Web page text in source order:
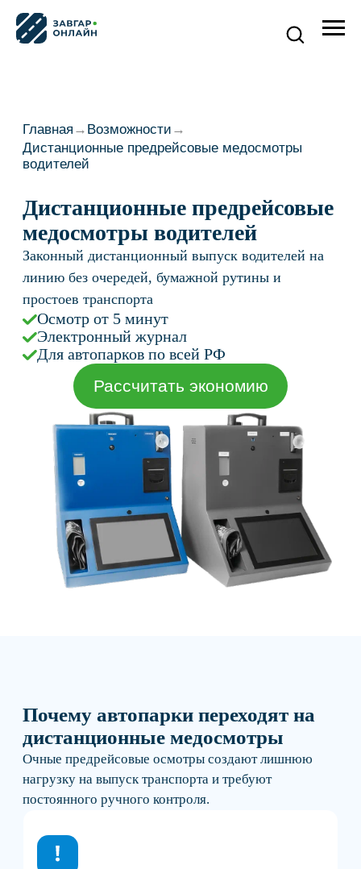
Дистанционные предрейсовые
медосмотры водителей
линию без очередей, бумажной рутины и
простоев транспорта
Осмотр от 5 минут
Электронный журнал
Для автопарков по всей РФ
Рассчитать экономию
Почему автопарки переходят на
дистанционные медосмотры
Очные предрейсовые осмотры создают лишнюю
нагрузку на выпуск транспорта и требуют
постоянного ручного контроля.
Сложно контролировать филиалы
городах, на удалённых объектах или в ночные
смены.